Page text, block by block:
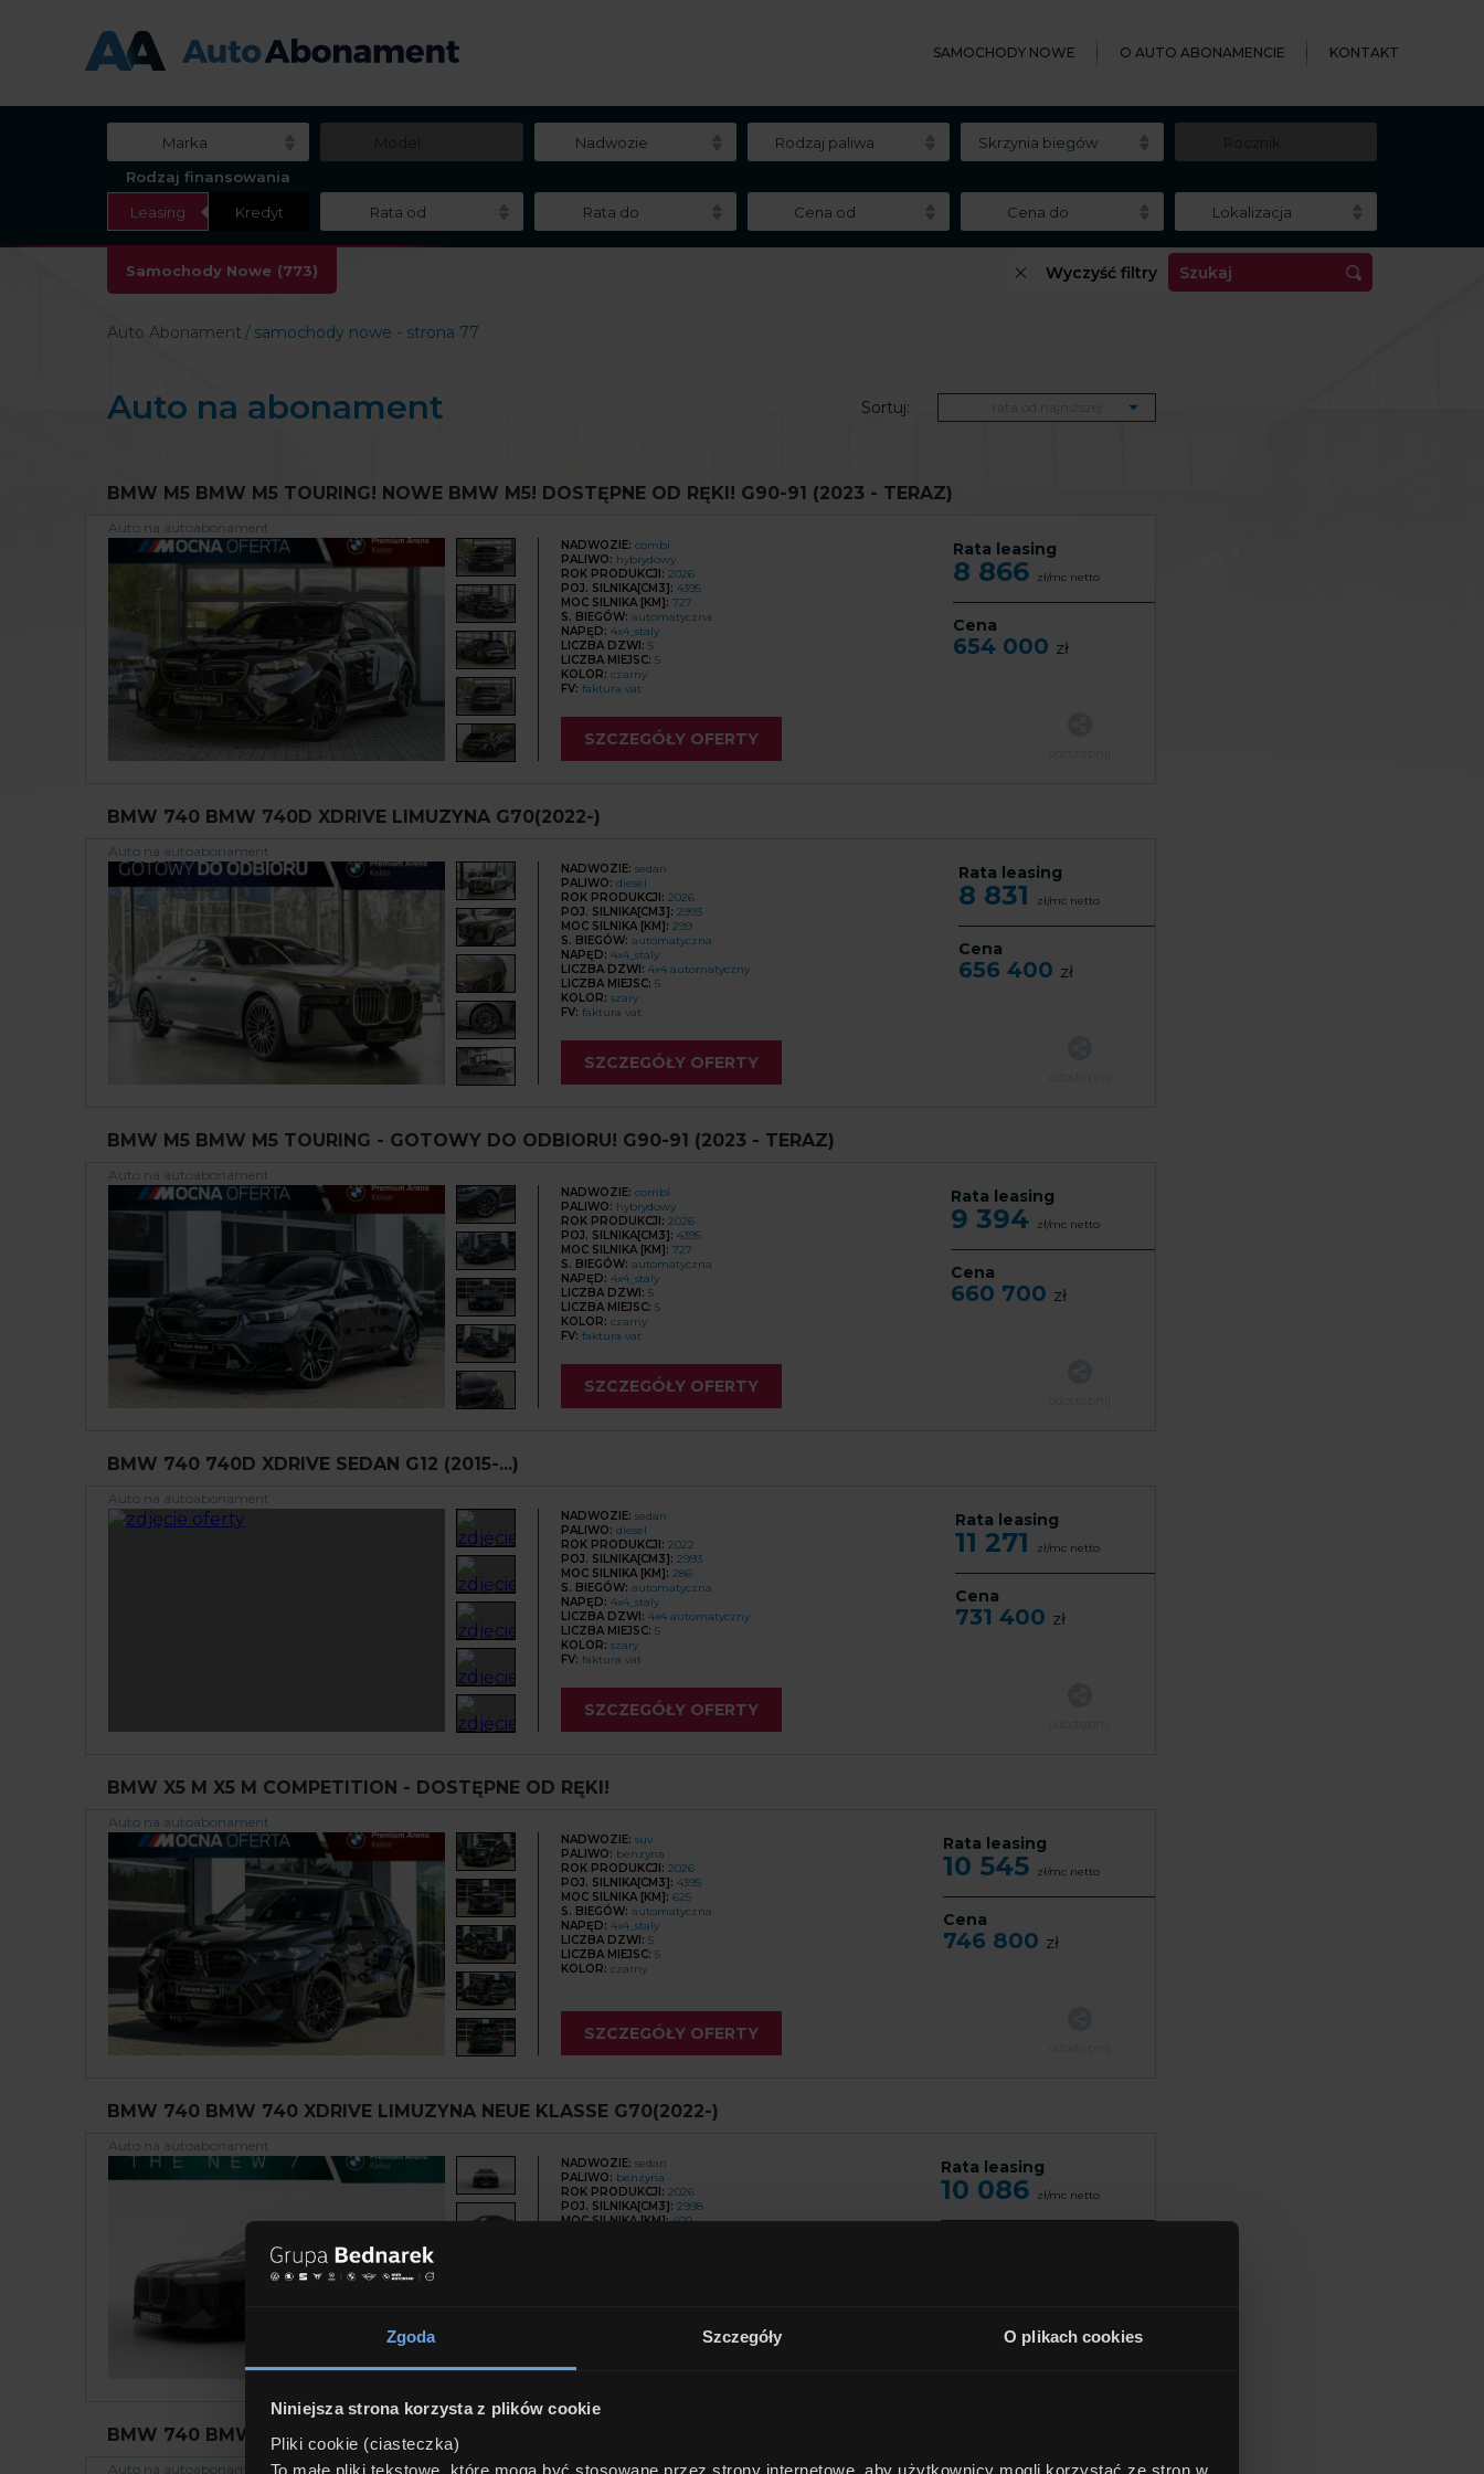
Zgoda Szczegóły O plikach cookies
Niniejsza strona korzysta z plików cookie
Pliki cookie (ciasteczka)
To małe pliki tekstowe, które mogą być stosowane przez strony internetowe, aby użytkownicy mogli korzystać ze stron w
SAMOCHODY NOWE O AUTO ABONAMENCIE KONTAKT
Marka Model Nadwozie Rodzaj paliwa Skrzynia biegów
Rocznik
Rodzaj finansowania
Leasing
Kredyt Rata od Rata do Cena od Cena do Lokalizacja
Samochody Nowe (773) Wyczyść filtry Szukaj
Auto Abonament samochody nowe - strona 77
Auto na abonament Sortuj: rata od najniższej
BMW M5 BMW M5 TOURING! NOWE BMW M5! DOSTĘPNE OD RĘKI! G90-91 (2023 - TERAZ)
Auto na autoabonament
NADWOZIE: combi
PALIWO: hybrydowy
ROK PRODUKCJI: 2026
POJ. SILNIKA[CM3]: 4395
MOC SILNIKA [KM]: 727
S. BIEGÓW: automatyczna
NAPĘD: 4x4_staly
LICZBA DZWI: 5
LICZBA MIEJSC: 5
KOLOR: czarny
FV: faktura vat
SZCZEGÓŁY OFERTY
Rata leasing
8 866 zł/mc netto
Cena
654 000 zł
BMW 740 BMW 740D XDRIVE LIMUZYNA G70(2022-)
Auto na autoabonament
NADWOZIE: sedan
PALIWO: diesel
ROK PRODUKCJI: 2026
POJ. SILNIKA[CM3]: 2993
MOC SILNIKA [KM]: 299
S. BIEGÓW: automatyczna
NAPĘD: 4x4_staly
LICZBA DZWI: 4x4 automatyczny
LICZBA MIEJSC: 5
KOLOR: szary
FV: faktura vat
SZCZEGÓŁY OFERTY
Rata leasing
8 831 zł/mc netto
Cena
656 400 zł
BMW M5 BMW M5 TOURING - GOTOWY DO ODBIORU! G90-91 (2023 - TERAZ)
Auto na autoabonament
NADWOZIE: combi
PALIWO: hybrydowy
ROK PRODUKCJI: 2026
POJ. SILNIKA[CM3]: 4395
MOC SILNIKA [KM]: 727
S. BIEGÓW: automatyczna
NAPĘD: 4x4_staly
LICZBA DZWI: 5
LICZBA MIEJSC: 5
KOLOR: czarny
FV: faktura vat
SZCZEGÓŁY OFERTY
Rata leasing
9 394 zł/mc netto
Cena
660 700 zł
BMW 740 740D XDRIVE SEDAN G12 (2015-...)
Auto na autoabonament
NADWOZIE: sedan
PALIWO: diesel
ROK PRODUKCJI: 2022
POJ. SILNIKA[CM3]: 2993
MOC SILNIKA [KM]: 286
S. BIEGÓW: automatyczna
NAPĘD: 4x4_staly
LICZBA DZWI: 4x4 automatyczny
LICZBA MIEJSC: 5
KOLOR: szary
FV: faktura vat
SZCZEGÓŁY OFERTY
Rata leasing
11 271 zł/mc netto
Cena
731 400 zł
BMW X5 M X5 M COMPETITION - DOSTĘPNE OD RĘKI!
Auto na autoabonament
NADWOZIE: suv
PALIWO: benzyna
ROK PRODUKCJI: 2026
POJ. SILNIKA[CM3]: 4395
MOC SILNIKA [KM]: 625
S. BIEGÓW: automatyczna
NAPĘD: 4x4_staly
LICZBA DZWI: 5
LICZBA MIEJSC: 5
KOLOR: czarny
SZCZEGÓŁY OFERTY
Rata leasing
10 545 zł/mc netto
Cena
746 800 zł
BMW 740 BMW 740 XDRIVE LIMUZYNA NEUE KLASSE G70(2022-)
Auto na autoabonament
NADWOZIE: sedan
PALIWO: benzyna
ROK PRODUKCJI: 2026
POJ. SILNIKA[CM3]: 2998
MOC SILNIKA [KM]: 400
Rata leasing
10 086 zł/mc netto
BMW 740 BMW 740 XDRIVE LIMUZYNA NEUE KLASSE G70(2022-)
Auto na autoabonament